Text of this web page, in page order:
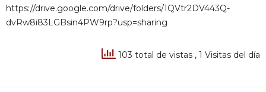
https://drive.google.com/drive/folders/1QVtr2DV443Q-
dvRw8i83LGBsin4PW9rp?usp=sharing
103 total de vistas , 1 Visitas del día